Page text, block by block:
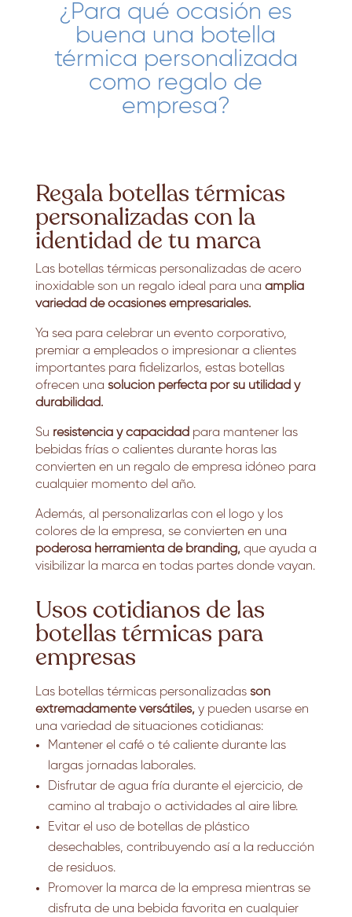
¿Para qué ocasión es
buena una botella
térmica personalizada
como regalo de
empresa?
Regala botellas térmicas
personalizadas con la
identidad de tu marca
Las botellas térmicas personalizadas de acero
inoxidable son un regalo ideal para una amplia
variedad de ocasiones empresariales.
Ya sea para celebrar un evento corporativo,
premiar a empleados o impresionar a clientes
importantes para fidelizarlos, estas botellas
ofrecen una solución perfecta por su utilidad y
durabilidad.
Su resistencia y capacidadpara mantener las
bebidas frías o calientes durante horas las
convierten en un regalo de empresa idóneo para
cualquier momento del año.
Además, al personalizarlas con el logo y los
colores de la empresa, se convierten en una
poderosa herramienta de branding,que ayuda a
visibilizar la marca en todas partes donde vayan.
Usos cotidianos de las
botellas térmicas para
empresas
Las botellas térmicas personalizadas son
extremadamente versátiles,y pueden usarse en
una variedad de situaciones cotidianas:
Mantener el café o té caliente durante las
largas jornadas laborales.
Disfrutar de agua fría durante el ejercicio, de
camino al trabajo o actividades al aire libre.
Evitar el uso de botellas de plástico
desechables, contribuyendo así a la reducción
de residuos.
Promover la marca de la empresa mientras se
disfruta de una bebida favorita en cualquier